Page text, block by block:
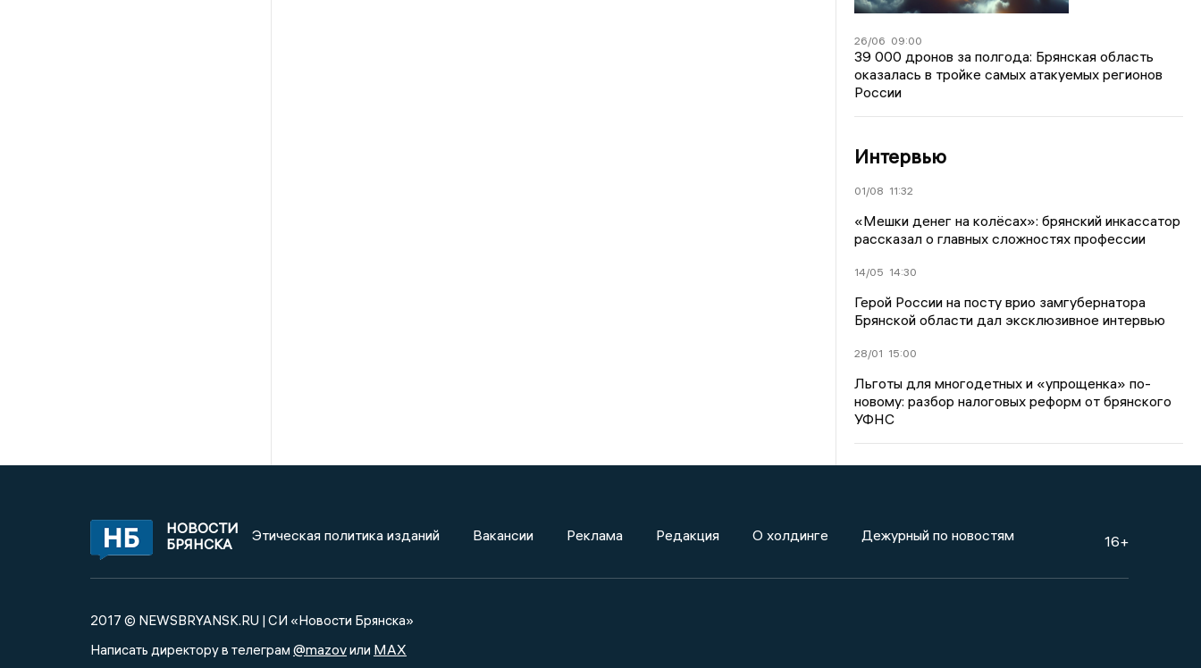
26/06 09:00
39 000 дронов за полгода: Брянская область
оказалась в тройке самых атакуемых регионов
России
Интервью
01/08 11:32
«Мешки денег на колёсах»: брянский инкассатор
рассказал о главных сложностях профессии
14/05 14:30
Герой России на посту врио замгубернатора
Брянской области дал эксклюзивное интервью
28/01 15:00
Льготы для многодетных и «упрощенка» по-
новому: разбор налоговых реформ от брянского
УФНС
НОВОСТИ
БРЯНСКА
Этическая политика изданий Вакансии Реклама Редакция О холдинге Дежурный по новостям 16+
2017 © NEWSBRYANSK.RU | СИ «Новости Брянска»
Написать директору в телеграм @mazovили MAX